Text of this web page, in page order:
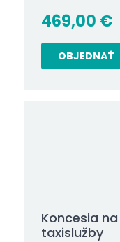
469,00 €
OBJEDNAŤ
Koncesia
taxislužby